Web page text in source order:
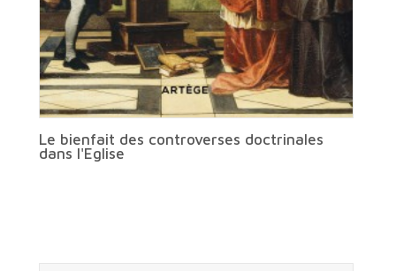
Le bienfait des controverses doctrinales
dans l'Eglise